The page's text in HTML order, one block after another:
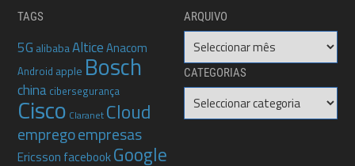
TAGS
5G alibabaAlticeAnacom
Android apple Bosch
china cibersegurança
Cisco Claranet Cloud
empregoempresas
Ericsson facebookGoogle
ARQUIVO
Arquivo
CATEGORIAS
Categorias